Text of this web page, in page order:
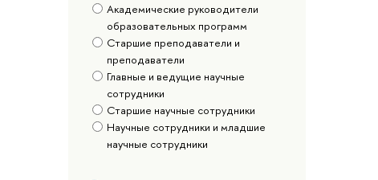
Академические руководители
образовательных программ
Старшие преподаватели и
преподаватели
Главные и ведущие научные
сотрудники
Старшие научные сотрудники
Научные сотрудники и младшие
научные сотрудники